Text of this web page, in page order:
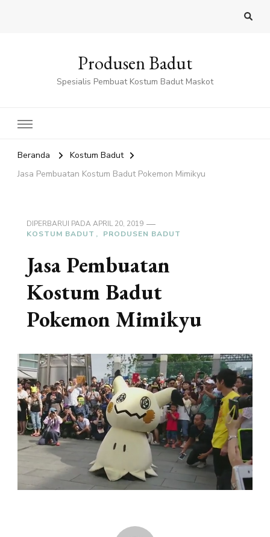
Produsen Badut
Spesialis Pembuat Kostum Badut Maskot
Beranda
Kostum Badut
Jasa Pembuatan Kostum Badut Pokemon Mimikyu
DIPERBARUI PADAAPRIL 20, 2019
KOSTUM BADUT
PRODUSEN BADUT
Jasa Pembuatan
Kostum Badut
Pokemon Mimikyu